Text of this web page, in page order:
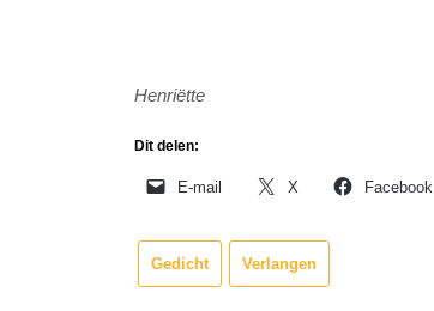
Henriëtte
Dit delen:
E-mail X Facebook
Gedicht Verlangen